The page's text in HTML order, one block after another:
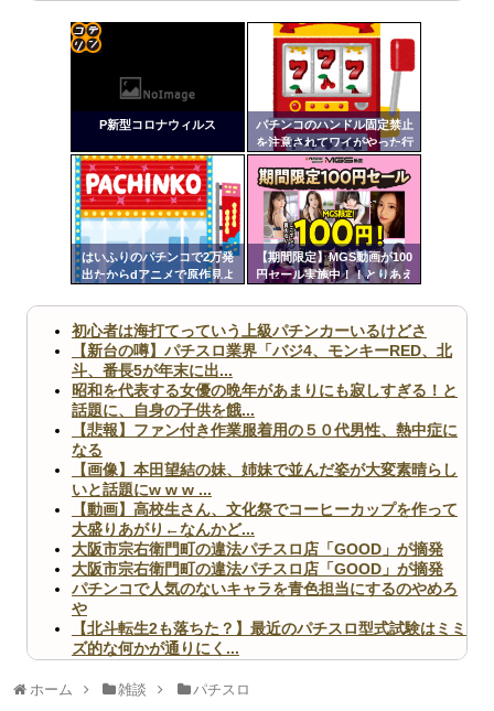
【閲覧注意】俺が近くにいると機械が壊れるんだけどさ
【画像】ペプシコーラ社、「こういうのでいいんだよ」
Powered by livedoor 相互RSS
P新型コロナウィルス
パチンコのハンドル固定禁止
を注意されてワイがやった行
為
はいふりのパチンコで2万発
出たからdアニメで原作見よ
【期間限定】MGS動画が100
円セール実施中！！とりあえ
定リ
ンク
自動
更新
ツー
初心者は海打てっていう上級パチンカーいるけどさ
【新台の噂】パチスロ業界「バジ4、モンキーRED、北
斗、番長5が年末に出...
昭和を代表する女優の晩年があまりにも寂しすぎる！と
話題に、自身の子供を餓...
【悲報】ファン付き作業服着用の５０代男性、熱中症に
なる
【画像】本田望結の妹、姉妹で並んだ姿が大変素晴らし
いと話題にw w w ...
【動画】高校生さん、文化祭でコーヒーカップを作って
大盛りあがり←なんかど...
大阪市宗右衛門町の違法パチスロ店「GOOD」が摘発
大阪市宗右衛門町の違法パチスロ店「GOOD」が摘発
パチンコで人気のないキャラを青色担当にするのやめろ
や
【北斗転生2も落ちた？】最近のパチスロ型式試験はミミ
ズ的な何かが通りにく...
いヤバいか教えて？...
ホーム 雑談 パチスロ